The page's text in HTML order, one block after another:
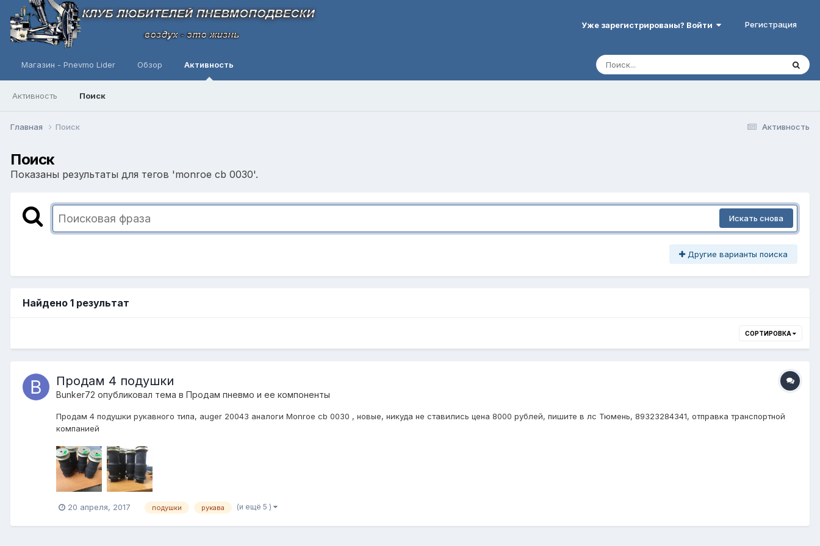
Уже зарегистрированы? Войти Регистрация
Магазин - Pnevmo Lider Обзор Активность
Активность Поиск
Активность
Главная Поиск
Поиск
Показаны результаты для тегов 'monroe cb 0030'.
Искать снова
Другие варианты поиска
Найдено 1 результат
СОРТИРОВКА
Продам 4 подушки
Bunker72 опубликовал тема в Продам пневмо и ее компоненты
Продам 4 подушки рукавного типа, auger 20043 аналоги Monroe cb 0030 , новые, никуда не ставились цена 8000 рублей, пишите в лс Тюмень, 89323284341, отправка транспортной
компанией
20 апреля, 2017 подушки рукава (и ещё 5 )